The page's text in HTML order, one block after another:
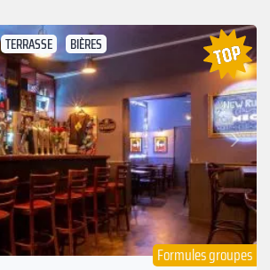
TERRASSE BIÈRES
Suivant
Formules groupes